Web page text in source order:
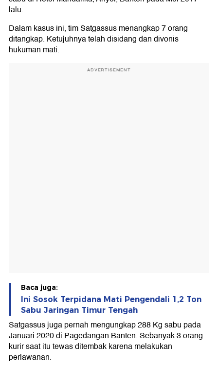
lalu.
Dalam kasus ini, tim Satgassus menangkap 7 orang
ditangkap. Ketujuhnya telah disidang dan divonis
hukuman mati.
ADVERTISEMENT
Baca juga:
Ini Sosok Terpidana Mati Pengendali 1,2 Ton
Sabu Jaringan Timur Tengah
Satgassus juga pernah mengungkap 288 Kg sabu pada
Januari 2020 di Pagedangan Banten. Sebanyak 3 orang
kurir saat itu tewas ditembak karena melakukan
perlawanan.